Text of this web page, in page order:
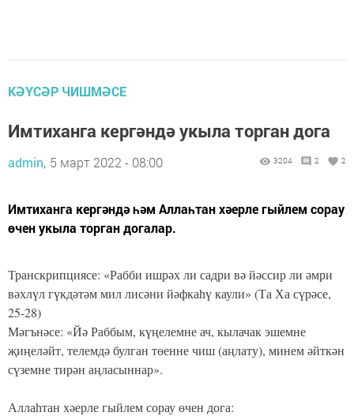
КӘҮСӘР ЧИШМӘСЕ
Имтиханга кергәндә укыла торган дога
admin, 5 март 2022 - 08:00 3204 2 2
Имтиханга кергәндә һәм Аллаһтан хәерле гыйлем сорау
өчен укыла торган догалар.
Транскрипциясе: «Рабби ишрәх ли садри вә йәссир ли әмри
вәхлүл гүкдәтәм мил лисәни йәфкаһү каули» (Та Ха сүрәсе,
25-28)
Мәгънәсе: «Йә Раббым, күңелемне ач, кылачак эшемне
җиңеләйт, телемдә булган төенне чиш (аңлату), минем әйткән
сүземне тирән аңласыннар».
Аллаһтан хәерле гыйлем сорау өчен дога: